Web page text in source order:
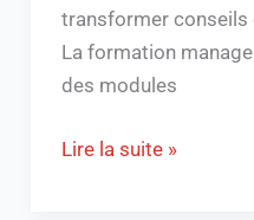
transformer conseils
La formation
des modules
Lire la suite »